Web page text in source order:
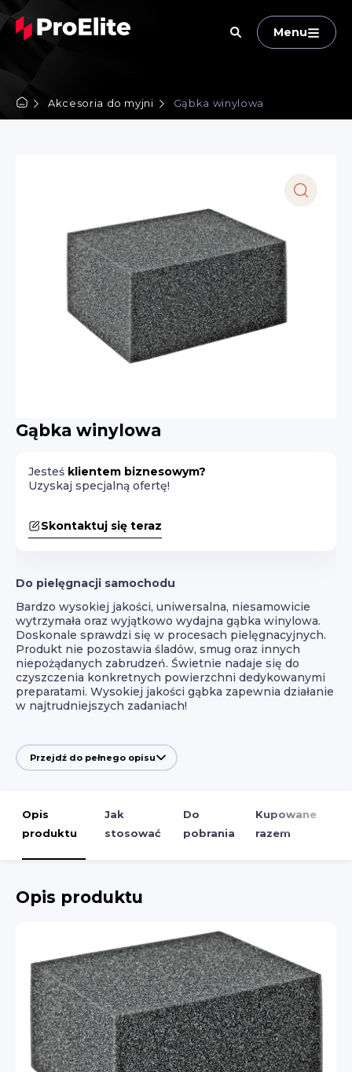
Menu
Akcesoria do myjni Gąbka winylowa
Gąbka winylowa
Jesteś klientem biznesowym?
Uzyskaj specjalną ofertę!
Skontaktuj się teraz
Do pielęgnacji samochodu
Bardzo wysokiej jakości, uniwersalna, niesamowicie
wytrzymała oraz wyjątkowo wydajna gąbka winylowa.
Doskonale sprawdzi się w procesach pielęgnacyjnych.
Produkt nie pozostawia śladów, smug oraz innych
niepożądanych zabrudzeń. Świetnie nadaje się do
czyszczenia konkretnych powierzchni dedykowanymi
preparatami. Wysokiej jakości gąbka zapewnia działanie
w najtrudniejszych zadaniach!
Przejdź do pełnego opisu
Opis
produktu
Jak
stosować
Do
pobrania
Kupowane
razem
Opis produktu